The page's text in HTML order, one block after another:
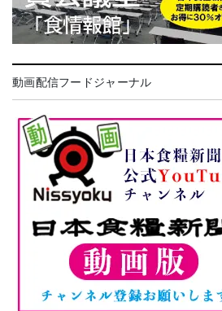
動画配信フードジャーナル